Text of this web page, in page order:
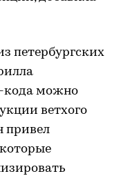
петербургских
кода можно
ветхого
привел